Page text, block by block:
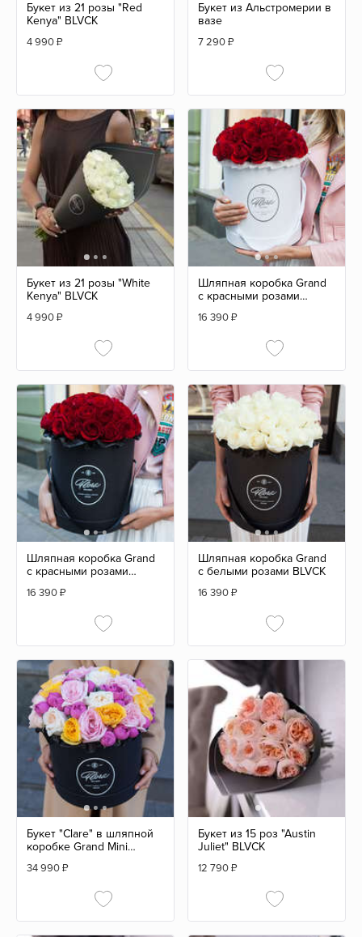
Букет из 21 розы "Red
Kenya" BLVCK
4 990₽
Букет из Альстромерии в
вазе
7 290₽
Букет из 21 розы "White
Kenya" BLVCK
4 990₽
Шляпная коробка Grand
с красными розами
16 390₽
Шляпная коробка Grand
с красными розами
16 390₽
Шляпная коробка Grand
с белыми розами BLVCK
16 390₽
Букет "Clare" в шляпной
коробке Grand Mini
34 990₽
Букет из 15 роз "Austin
Juliet" BLVCK
12 790₽